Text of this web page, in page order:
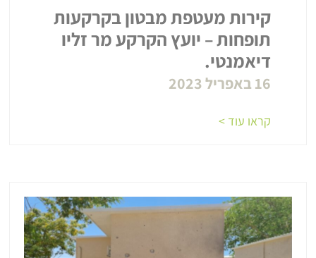
קירות מעטפת מבטון בקרקעות
תופחות – יועץ הקרקע מר זליו
דיאמנטי.
16 באפריל 2023
קראו עוד >